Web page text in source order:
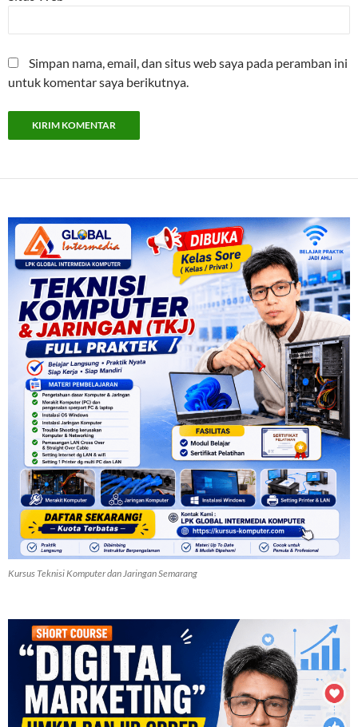
Simpan nama, email, dan situs web saya pada peramban ini
untuk komentar saya berikutnya.
Kursus Teknisi Komputer dan Jaringan Semarang